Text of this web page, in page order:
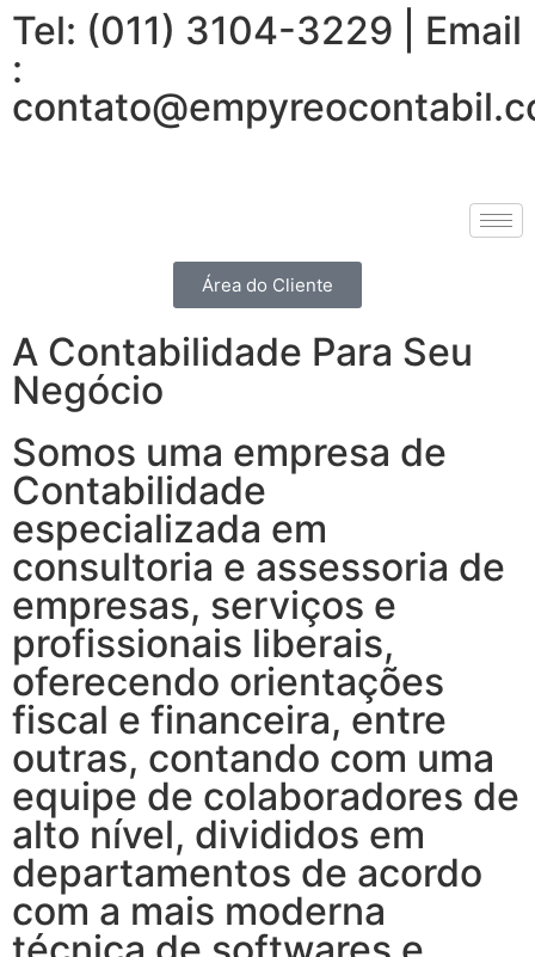
Tel: (011) 3104-3229 | Email
:
Área do Cliente
A Contabilidade Para Seu
Negócio
Somos uma empresa de
Contabilidade
especializada em
consultoria e assessoria de
empresas, serviços e
profissionais liberais,
oferecendo orientações
fiscal e financeira, entre
outras, contando com uma
equipe de colaboradores de
alto nível, divididos em
departamentos de acordo
com a mais moderna